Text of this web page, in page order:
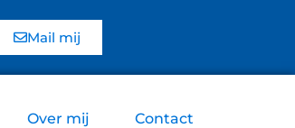
Mail mij
Over mij Contact